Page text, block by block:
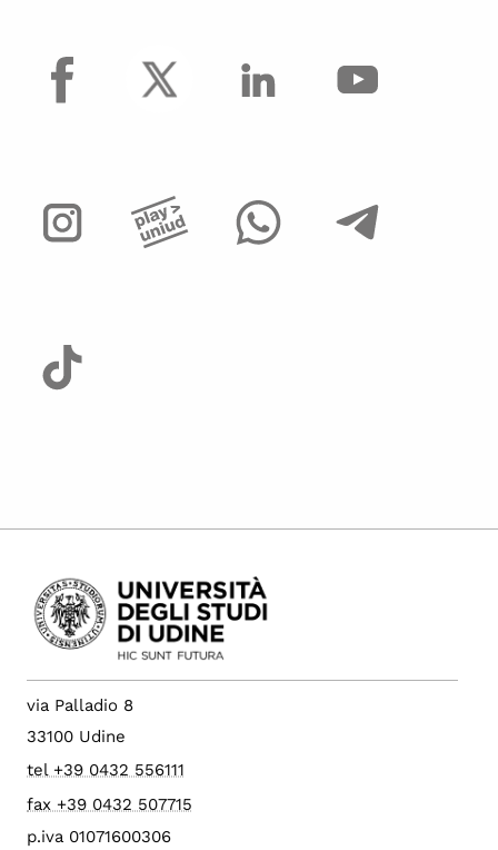
Avvisi di mobilità presso ALTRI ATENEI ed
enti
facebook
via Palladio 8
33100 Udine
tel +39 0432 556111
fax +39 0432 507715
p.iva 01071600306